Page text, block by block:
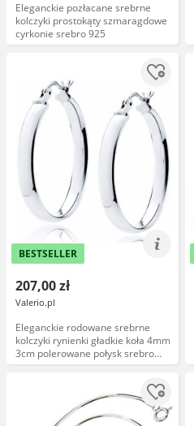
Eleganckie pozłacane srebrne
kolczyki prostokąty szmaragdowe
cyrkonie srebro 925
BESTSELLER
207,00 zł
Valerio.pl
Eleganckie rodowane srebrne
kolczyki rynienki gładkie koła 4mm
3cm polerowane połysk srebro
925